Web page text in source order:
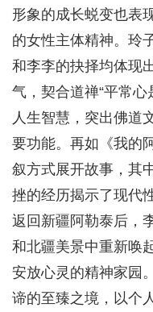
形象的成长蜕变也表
的女性主体精神。玲
和李李的抉择均体现
气，契合道禅“平常心
人生智慧，突出佛道
要功能。再如《我的
叙方式展开故事，其
挫的经历揭示了现代
返回新疆阿勒泰后，
和北疆美景中重新唤
安放心灵的精神家园
谛的至臻之境，以个